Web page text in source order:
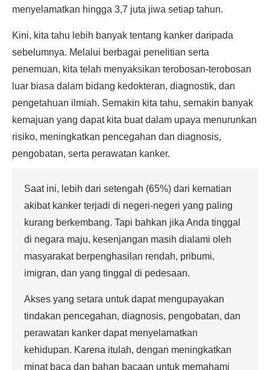
menyelamatkan hingga 3,7 juta jiwa setiap tahun.
Kini, kita tahu lebih banyak tentang kanker daripada
sebelumnya. Melalui berbagai penelitian serta
penemuan, kita telah menyaksikan terobosan-terobosan
luar biasa dalam bidang kedokteran, diagnostik, dan
pengetahuan ilmiah. Semakin kita tahu, semakin banyak
kemajuan yang dapat kita buat dalam upaya menurunkan
risiko, meningkatkan pencegahan dan diagnosis,
pengobatan, serta perawatan kanker.
Saat ini, lebih dari setengah (65%) dari kematian
akibat kanker terjadi di negeri-negeri yang paling
kurang berkembang. Tapi bahkan jika Anda tinggal
di negara maju, kesenjangan masih dialami oleh
masyarakat berpenghasilan rendah, pribumi,
imigran, dan yang tinggal di pedesaan.
Akses yang setara untuk dapat mengupayakan
tindakan pencegahan, diagnosis, pengobatan, dan
perawatan kanker dapat menyelamatkan
kehidupan. Karena itulah, dengan meningkatkan
minat baca dan bahan bacaan untuk memahami